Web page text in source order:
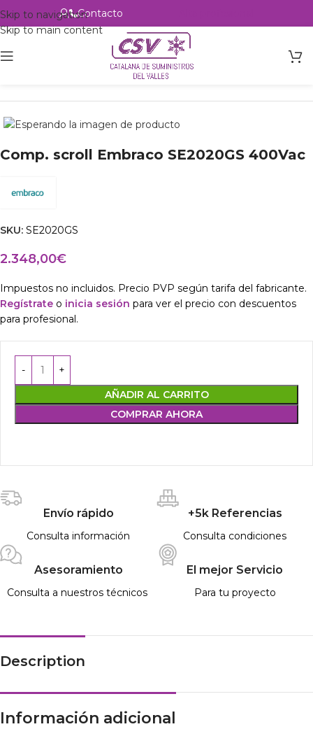
Skip to navigation
Skip to main content
Contacto
csvalles
Comp. scroll Embraco SE2020GS 400Vac
SKU: SE2020GS
2.348,00€
Impuestos no incluidos. Precio PVP según tarifa del fabricante.
Regístrate o inicia sesión para ver el precio con descuentos
para profesional.
AÑADIR AL CARRITO
COMPRAR AHORA
Envío rápido
Consulta información
+5k Referencias
Consulta condiciones
Asesoramiento
Consulta a nuestros técnicos
El mejor Servicio
Para tu proyecto
Description
Información adicional